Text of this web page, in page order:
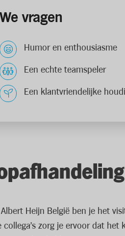
We vragen
Humor en enthousiasme
Een echte teamspeler
Een klantvriendelijke
Heijn België ben je het
zorg je ervoor dat